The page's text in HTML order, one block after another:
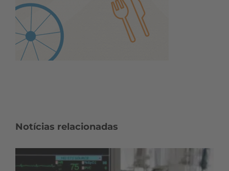
Notícias relacionadas